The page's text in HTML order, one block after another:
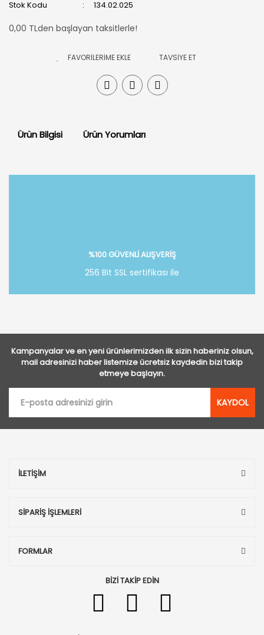
Stok Kodu
134.02.025
0,00 TLden başlayan taksitlerle!
TAVSİYE ET
Ürün Bilgisi Ürün Yorumları
%100 GÜVENLİ ALIŞVERİŞ
256 Bit SSL sertifikası ile
Kampanyalar ve en yeni ürünlerimizden ilk sizin haberiniz olsun,
mail adresinizi haber listemize ücretsiz kaydedin bizi takip
etmeye başlayın.
KAYDOL
İLETİŞİM
SİPARİŞ İŞLEMLERİ
FORMLAR
BİZİ TAKİP EDİN